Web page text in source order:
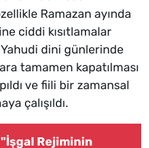
Ramazan ayında
ciddi kısıtlamalar
Yahudi dini günlerinde
tamamen kapatılması
ve fiili bir zamansal
çalışıldı.
"İşgal Rejiminin